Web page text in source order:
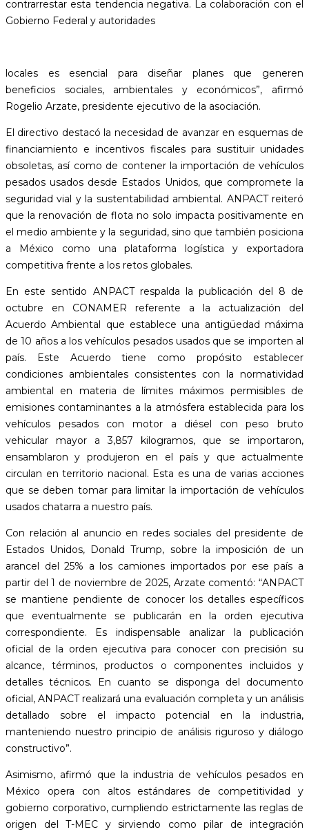
contrarrestar esta tendencia negativa. La colaboración con el
Gobierno Federal y autoridades
locales es esencial para diseñar planes que generen
beneficios sociales, ambientales y económicos”, afirmó
Rogelio Arzate, presidente ejecutivo de la asociación.
El directivo destacó la necesidad de avanzar en esquemas de
financiamiento e incentivos fiscales para sustituir unidades
obsoletas, así como de contener la importación de vehículos
pesados usados desde Estados Unidos, que compromete la
seguridad vial y la sustentabilidad ambiental. ANPACT reiteró
que la renovación de flota no solo impacta positivamente en
el medio ambiente y la seguridad, sino que también posiciona
a México como una plataforma logística y exportadora
competitiva frente a los retos globales.
En este sentido ANPACT respalda la publicación del 8 de
octubre en CONAMER referente a la actualización del
Acuerdo Ambiental que establece una antigüedad máxima
de 10 años a los vehículos pesados usados que se importen al
país. Este Acuerdo tiene como propósito establecer
condiciones ambientales consistentes con la normatividad
ambiental en materia de límites máximos permisibles de
emisiones contaminantes a la atmósfera establecida para los
vehículos pesados con motor a diésel con peso bruto
vehicular mayor a 3,857 kilogramos, que se importaron,
ensamblaron y produjeron en el país y que actualmente
circulan en territorio nacional. Esta es una de varias acciones
que se deben tomar para limitar la importación de vehículos
usados chatarra a nuestro país.
Con relación al anuncio en redes sociales del presidente de
Estados Unidos, Donald Trump, sobre la imposición de un
arancel del 25% a los camiones importados por ese país a
partir del 1 de noviembre de 2025, Arzate comentó: “ANPACT
se mantiene pendiente de conocer los detalles específicos
que eventualmente se publicarán en la orden ejecutiva
correspondiente. Es indispensable analizar la publicación
oficial de la orden ejecutiva para conocer con precisión su
alcance, términos, productos o componentes incluidos y
detalles técnicos. En cuanto se disponga del documento
oficial, ANPACT realizará una evaluación completa y un análisis
detallado sobre el impacto potencial en la industria,
manteniendo nuestro principio de análisis riguroso y diálogo
constructivo”.
Asimismo, afirmó que la industria de vehículos pesados en
México opera con altos estándares de competitividad y
gobierno corporativo, cumpliendo estrictamente las reglas de
origen del T-MEC y sirviendo como pilar de integración